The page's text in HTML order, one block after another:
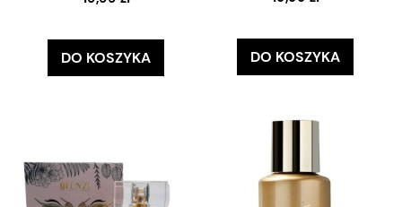
DO KOSZYKA DO KOSZYKA